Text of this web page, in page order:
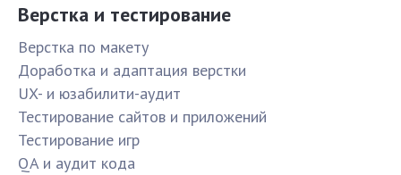
Верстка и тестирование
Верстка по макету
Доработка и адаптация верстки
UX- и юзабилити-аудит
Тестирование сайтов и приложений
Тестирование игр
QA и аудит кода